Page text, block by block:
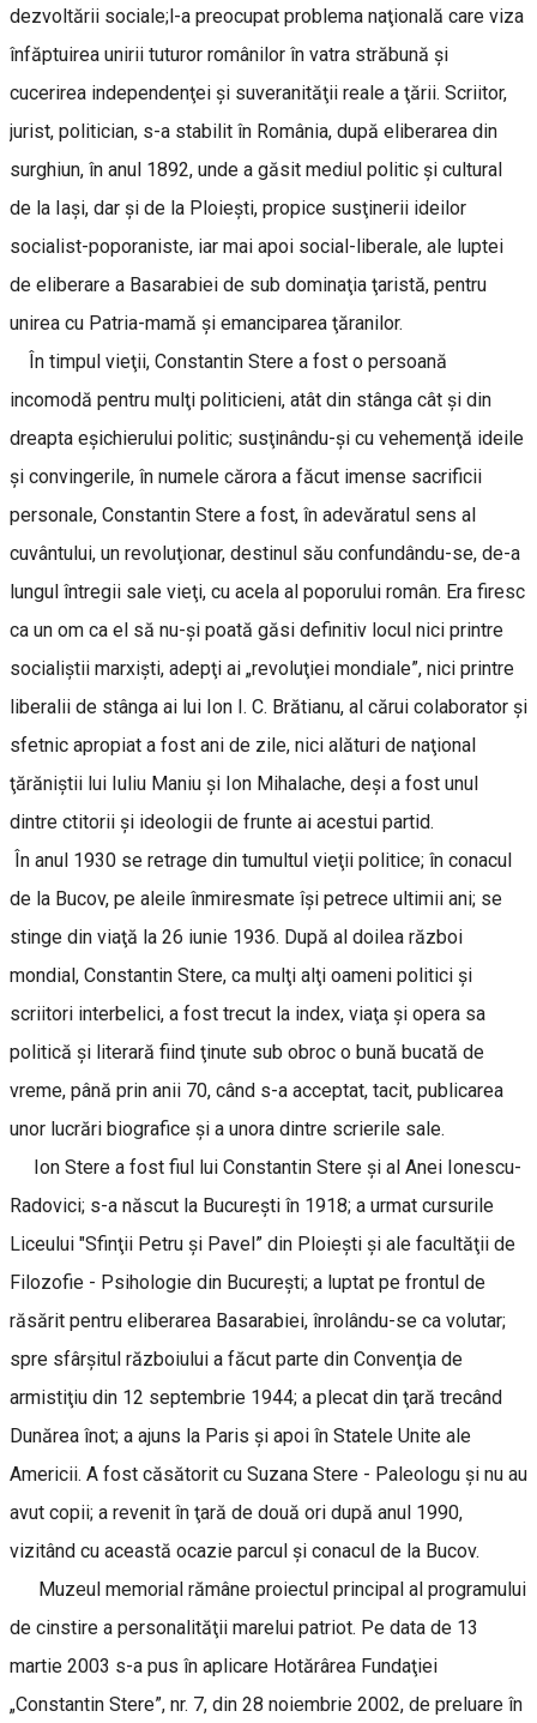
dezvoltării sociale;l-a preocupat problema naţională care viza
înfăptuirea unirii tuturor românilor în vatra străbună şi
cucerirea independenţei şi suveranităţii reale a ţării. Scriitor,
jurist, politician, s-a stabilit în România, după eliberarea din
surghiun, în anul 1892, unde a găsit mediul politic şi cultural
de la Iaşi, dar şi de la Ploieşti, propice susţinerii ideilor
socialist-poporaniste, iar mai apoi social-liberale, ale luptei
de eliberare a Basarabiei de sub dominaţia ţaristă, pentru
unirea cu Patria-mamă şi emanciparea ţăranilor.
În timpul vieţii, Constantin Stere a fost o persoană
incomodă pentru mulţi politicieni, atât din stânga cât şi din
dreapta eşichierului politic; susţinându-şi cu vehemenţă ideile
şi convingerile, în numele cărora a făcut imense sacrificii
personale, Constantin Stere a fost, în adevăratul sens al
cuvântului, un revoluţionar, destinul său confundându-se, de-a
lungul întregii sale vieţi, cu acela al poporului român. Era firesc
ca un om ca el să nu-şi poată găsi definitiv locul nici printre
socialiştii marxişti, adepţi ai „revoluţiei mondiale”, nici printre
liberalii de stânga ai lui Ion I. C. Brătianu, al cărui colaborator şi
sfetnic apropiat a fost ani de zile, nici alături de naţional
ţărăniştii lui Iuliu Maniu şi Ion Mihalache, deşi a fost unul
dintre ctitorii şi ideologii de frunte ai acestui partid.
În anul 1930 se retrage din tumultul vieţii politice; în conacul
de la Bucov, pe aleile înmiresmate îşi petrece ultimii ani; se
stinge din viaţă la 26 iunie 1936. După al doilea război
mondial, Constantin Stere, ca mulţi alţi oameni politici şi
scriitori interbelici, a fost trecut la index, viaţa şi opera sa
politică şi literară fiind ţinute sub obroc o bună bucată de
vreme, până prin anii 70, când s-a acceptat, tacit, publicarea
unor lucrări biografice şi a unora dintre scrierile sale.
Ion Stere a fost fiul lui Constantin Stere şi al Anei Ionescu-
Radovici; s-a născut la Bucureşti în 1918; a urmat cursurile
Liceului "Sfinţii Petru şi Pavel” din Ploieşti şi ale facultăţii de
Filozofie - Psihologie din Bucureşti; a luptat pe frontul de
răsărit pentru eliberarea Basarabiei, înrolându-se ca volutar;
spre sfârşitul războiului a făcut parte din Convenţia de
armistiţiu din 12 septembrie 1944; a plecat din ţară trecând
Dunărea înot; a ajuns la Paris şi apoi în Statele Unite ale
Americii. A fost căsătorit cu Suzana Stere - Paleologu şi nu au
avut copii; a revenit în ţară de două ori după anul 1990,
vizitând cu această ocazie parcul şi conacul de la Bucov.
Muzeul memorial rămâne proiectul principal al programului
de cinstire a personalităţii marelui patriot. Pe data de 13
martie 2003 s-a pus în aplicare Hotărârea Fundaţiei
„Constantin Stere”, nr. 7, din 28 noiembrie 2002, de preluare în